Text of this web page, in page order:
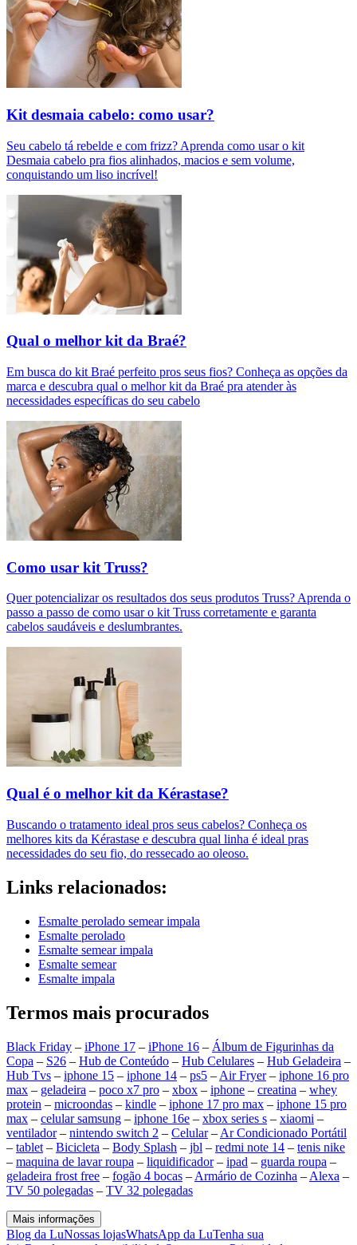
Kit desmaia cabelo: como usar?
Seu cabelo tá rebelde e com frizz? Aprenda como usar o kit
Desmaia cabelo pra fios alinhados, macios e sem volume,
conquistando um liso incrível!
Qual o melhor kit da Braé?
Em busca do kit Braé perfeito pros seus fios? Conheça as opções da
marca e descubra qual o melhor kit da Braé pra atender às
necessidades específicas do seu cabelo
Como usar kit Truss?
Quer potencializar os resultados dos seus produtos Truss? Aprenda o
passo a passo de como usar o kit Truss corretamente e garanta
cabelos saudáveis e deslumbrantes.
Qual é o melhor kit da Kérastase?
Buscando o tratamento ideal pros seus cabelos? Conheça os
melhores kits da Kérastase e descubra qual linha é ideal pras
necessidades do seu fio, do ressecado ao oleoso.
Links relacionados:
Esmalte perolado semear impala
Esmalte perolado
Esmalte semear impala
Esmalte semear
Esmalte impala
Termos mais procurados
Black Friday – iPhone 17 – iPhone 16 – Álbum de Figurinhas da
Copa – S26 – Hub de Conteúdo – Hub Celulares – Hub Geladeira –
Hub Tvs – iphone 15 – iphone 14 – ps5 – Air Fryer– iphone 16 pro
max – geladeira – poco x7 pro – xbox – iphone – creatina – whey
protein – microondas – kindle – iphone 17 pro max – iphone 15 pro
max – celular samsung – iphone 16e – xbox series s – xiaomi –
ventilador– nintendo switch 2 – Celular– Ar Condicionado Portátil
– tablet – Bicicleta – Body Splash – jbl – redmi note 14 – tenis nike
– maquina de lavar roupa – liquidificador– ipad – guarda roupa –
geladeira frost free – fogão 4 bocas – Armário de Cozinha – Alexa –
TV 50 polegadas – TV 32 polegadas
Mais informações
Blog da LuNossas lojasWhatsApp da LuTenha sua